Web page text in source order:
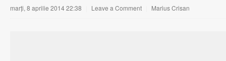
marţi, 8 aprilie 2014 22:38 Leave a Comment Marius Crisan